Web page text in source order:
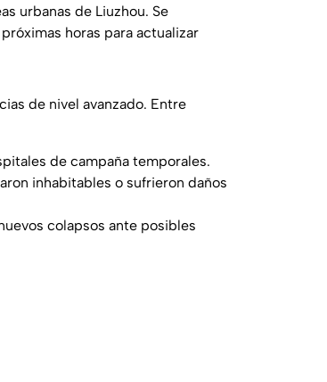
urbanas de Liuzhou. Se
horas para actualizar
de nivel avanzado. Entre
de campaña temporales.
inhabitables o sufrieron daños
colapsos ante posibles